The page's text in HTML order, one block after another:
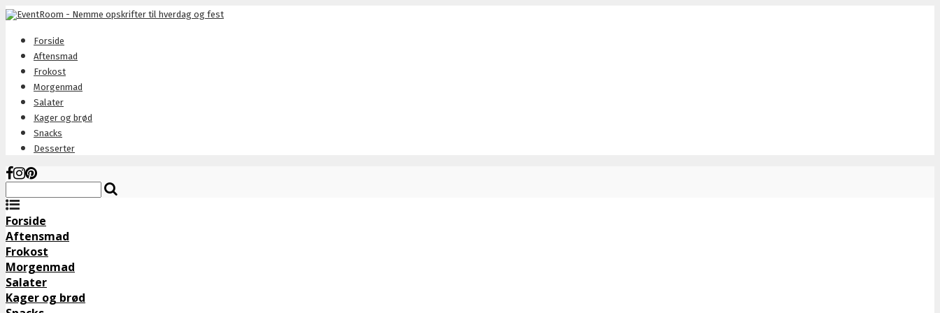
Forside
Aftensmad
Frokost
Morgenmad
Salater
Kager og brød
Snacks
Desserter
Forside
Aftensmad
Frokost
Morgenmad
Salater
Kager og brød